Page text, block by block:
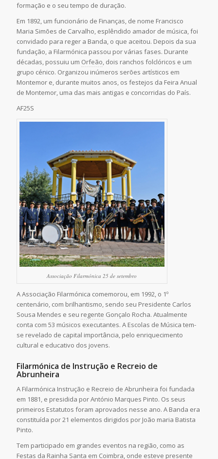
formação e o seu tempo de duração.
Em 1892, um funcionário de Finanças, de nome Francisco
Maria Simões de Carvalho, esplêndido amador de música, foi
convidado para reger a Banda, o que aceitou. Depois da sua
fundação, a Filarmónica passou por várias fases. Durante
décadas, possuiu um Orfeão, dois ranchos folclóricos e um
grupo cénico. Organizou inúmeros serões artísticos em
Montemor e, durante muitos anos, os festejos da Feira Anual
de Montemor, uma das mais antigas e concorridas do País.
AF25S
Associação Filarmónica 25 de setembro
A Associação Filarmónica comemorou, em 1992, o 1º
centenário, com brilhantismo, sendo seu Presidente Carlos
Sousa Mendes e seu regente Gonçalo Rocha. Atualmente
conta com 53 músicos executantes. A Escolas de Música tem-
se revelado de capital importância, pelo enriquecimento
cultural e educativo dos jovens.
Filarmónica de Instrução e Recreio de
Abrunheira
A Filarmónica Instrução e Recreio de Abrunheira foi fundada
em 1881, e presidida por António Marques Pinto. Os seus
primeiros Estatutos foram aprovados nesse ano. A Banda era
constituída por 21 elementos dirigidos por João maria Batista
Pinto.
Tem participado em grandes eventos na região, como as
Festas da Rainha Santa em Coimbra, onde esteve presente